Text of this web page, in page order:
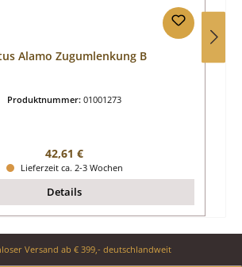
Alamo Zugumlenkung B
Produktnummer: 01001273
Regulärer Preis:
42,61 €
Lieferzeit ca. 2-3 Wochen
Details
Versand ab € 399,- deutschlandweit